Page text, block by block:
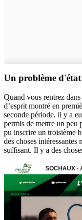
Un problème
Quand vous rentrez
d’esprit montré en
seconde période, il y a
permis de mettre un
pu inscrire un troisième
des choses intéressantes
suffisant. Il y a des